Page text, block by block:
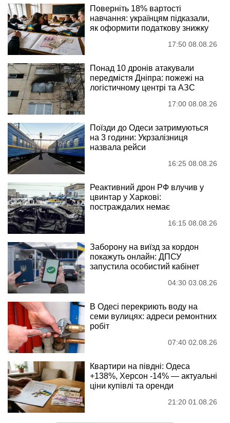
Поверніть 18% вартості
навчання: українцям підказали,
як оформити податкову знижку
17:50 08.08.26
Понад 10 дронів атакували
передмістя Дніпра: пожежі на
логістичному центрі та АЗС
17:00 08.08.26
Поїзди до Одеси затримуються
на 3 години: Укрзалізниця
назвала рейси
16:25 08.08.26
Реактивний дрон РФ влучив у
цвинтар у Харкові:
постраждалих немає
16:15 08.08.26
Заборону на виїзд за кордон
покажуть онлайн: ДПСУ
запустила особистий кабінет
04:30 03.08.26
В Одесі перекриють воду на
семи вулицях: адреси ремонтних
робіт
07:40 02.08.26
Квартири на півдні: Одеса
+138%, Херсон -14% — актуальні
ціни купівлі та оренди
21:20 01.08.26